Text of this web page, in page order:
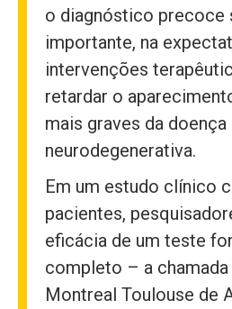
o diagnóstico precoce
importante, na
intervenções
retardar o
mais graves da doença
neurodegenerativa.
Em um estudo clínico
pacientes,
eficácia de um teste
completo – a
Montreal Toulouse de